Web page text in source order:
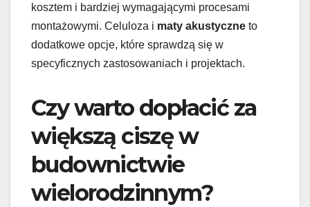
kosztem i bardziej wymagającymi procesami
montażowymi. Celuloza i maty akustyczne to
dodatkowe opcje, które sprawdzą się w
specyficznych zastosowaniach i projektach.
Czy warto dopłacić za
większą ciszę w
budownictwie
wielorodzinnym?